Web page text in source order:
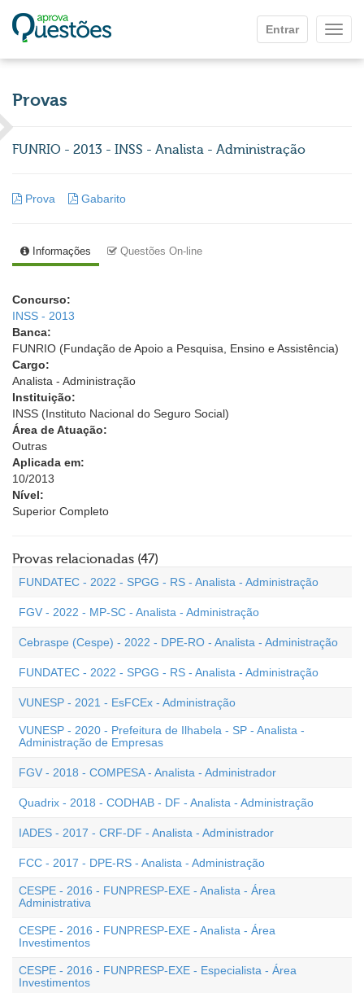
Entrar
Provas
FUNRIO - 2013 - INSS - Analista - Administração
Prova Gabarito
Informações Questões On-line
Concurso:
INSS - 2013
Banca:
FUNRIO (Fundação de Apoio a Pesquisa, Ensino e Assistência)
Cargo:
Analista - Administração
Instituição:
INSS (Instituto Nacional do Seguro Social)
Área de Atuação:
Outras
Aplicada em:
10/2013
Nível:
Superior Completo
Provas relacionadas (47)
FUNDATEC - 2022 - SPGG - RS - Analista - Administração
FGV - 2022 - MP-SC - Analista - Administração
Cebraspe (Cespe) - 2022 - DPE-RO - Analista - Administração
FUNDATEC - 2022 - SPGG - RS - Analista - Administração
VUNESP - 2021 - EsFCEx - Administração
VUNESP - 2020 - Prefeitura de Ilhabela - SP - Analista -
Administração de Empresas
FGV - 2018 - COMPESA - Analista - Administrador
Quadrix - 2018 - CODHAB - DF - Analista - Administração
IADES - 2017 - CRF-DF - Analista - Administrador
FCC - 2017 - DPE-RS - Analista - Administração
CESPE - 2016 - FUNPRESP-EXE - Analista - Área
Administrativa
CESPE - 2016 - FUNPRESP-EXE - Analista - Área
Investimentos
CESPE - 2016 - FUNPRESP-EXE - Especialista - Área
Investimentos